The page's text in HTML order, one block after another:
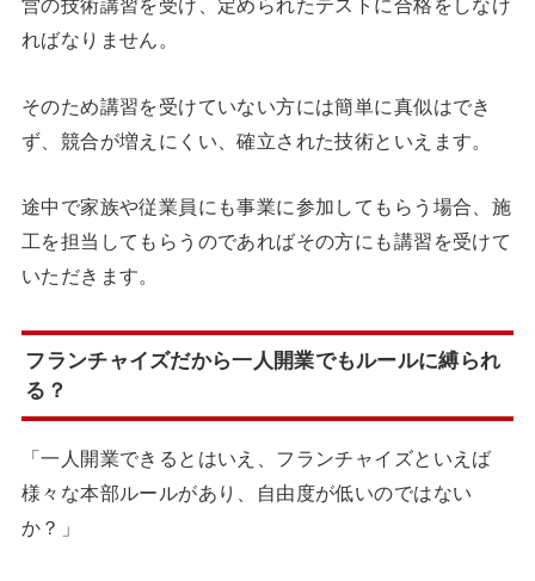
営の技術講習を受け、定められたテストに合格をしなけ
ればなりません。
そのため講習を受けていない方には簡単に真似はでき
ず、競合が増えにくい、確立された技術といえます。
途中で家族や従業員にも事業に参加してもらう場合、施
工を担当してもらうのであればその方にも講習を受けて
いただきます。
フランチャイズだから一人開業でもルールに縛られ
る？
「一人開業できるとはいえ、フランチャイズといえば
様々な本部ルールがあり、自由度が低いのではない
か？」